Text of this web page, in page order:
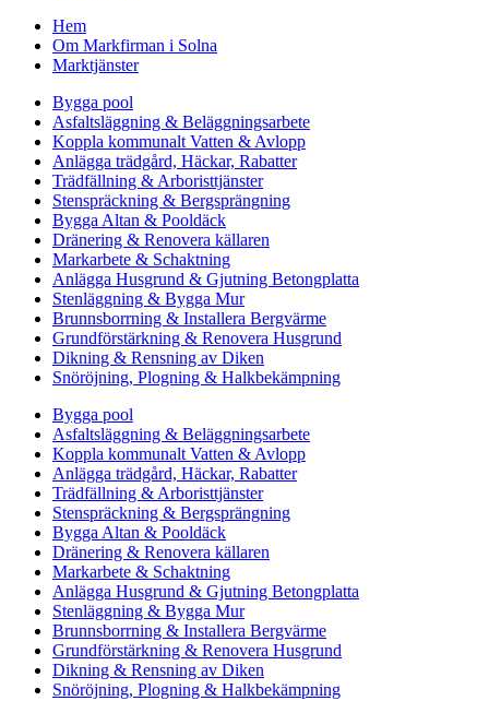
Hem
Om Markfirman i Solna
Marktjänster
Bygga pool
Asfaltsläggning & Beläggningsarbete
Koppla kommunalt Vatten & Avlopp
Anlägga trädgård, Häckar, Rabatter
Trädfällning & Arboristtjänster
Stenspräckning & Bergsprängning
Bygga Altan & Pooldäck
Dränering & Renovera källaren
Markarbete & Schaktning
Anlägga Husgrund & Gjutning Betongplatta
Stenläggning & Bygga Mur
Brunnsborrning & Installera Bergvärme
Grundförstärkning & Renovera Husgrund
Dikning & Rensning av Diken
Snöröjning, Plogning & Halkbekämpning
Bygga pool
Asfaltsläggning & Beläggningsarbete
Koppla kommunalt Vatten & Avlopp
Anlägga trädgård, Häckar, Rabatter
Trädfällning & Arboristtjänster
Stenspräckning & Bergsprängning
Bygga Altan & Pooldäck
Dränering & Renovera källaren
Markarbete & Schaktning
Anlägga Husgrund & Gjutning Betongplatta
Stenläggning & Bygga Mur
Brunnsborrning & Installera Bergvärme
Grundförstärkning & Renovera Husgrund
Dikning & Rensning av Diken
Snöröjning, Plogning & Halkbekämpning